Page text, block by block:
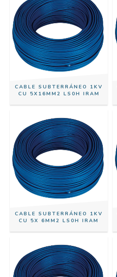
CABLE SUBTERRÁNEO 1KV
CU 5X16MM2 LS0H IRAM
CABLE SUBTERRÁNEO 1KV
CU 5X 6MM2 LS0H IRAM